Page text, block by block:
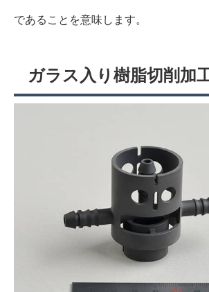
であることを意味します。
ガラス入り樹脂切削加